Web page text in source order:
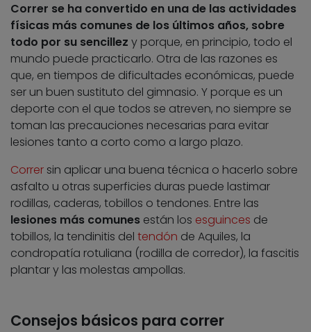
Correr se ha convertido en una de las actividades
físicas más comunes de los últimos años, sobre
todo por su sencillez y porque, en principio, todo el
mundo puede practicarlo. Otra de las razones es
que, en tiempos de dificultades económicas, puede
ser un buen sustituto del gimnasio. Y porque es un
deporte con el que todos se atreven, no siempre se
toman las precauciones necesarias para evitar
lesiones tanto a corto como a largo plazo.
Correr sin aplicar una buena técnica o hacerlo sobre
asfalto u otras superficies duras puede lastimar
rodillas, caderas, tobillos o tendones. Entre las
lesiones más comunes están los esguinces de
tobillos, la tendinitis del tendón de Aquiles, la
condropatía rotuliana (rodilla de corredor), la fascitis
plantar y las molestas ampollas.
Consejos básicos para correr